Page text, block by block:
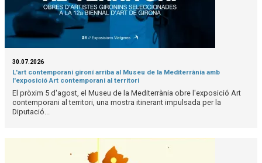
30.07.2026
L'art contemporani gironí arriba al Museu de la Mediterrània amb
l'exposició Art contemporani al territori
El pròxim 5 d'agost, el Museu de la Mediterrània obre l'exposició Art
contemporani al territori, una mostra itinerant impulsada per la
Diputació...